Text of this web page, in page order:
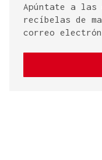
Apúntate a las
recíbelas de
correo